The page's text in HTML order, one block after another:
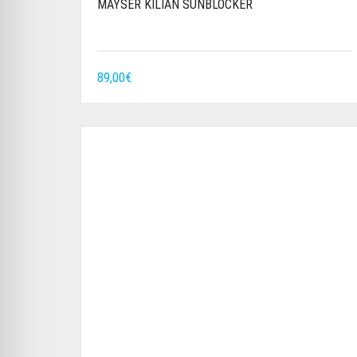
MAYSER KILIAN SUNBLOCKER
89,00€